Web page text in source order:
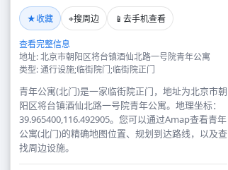
★收藏 ⌖搜周边 📱 去手机查看
查看完整信息
地址: 北京市朝阳区将台镇酒仙北路一号院青年公寓
类型: 通行设施;临街院门;临街院正门
青年公寓(北门)是一家临街院正门，地址为北京市朝
阳区将台镇酒仙北路一号院青年公寓。地理坐标：
39.965400,116.492905。您可以通过Amap查看青年
公寓(北门)的精确地图位置、规划到达路线，以及查
找周边设施。